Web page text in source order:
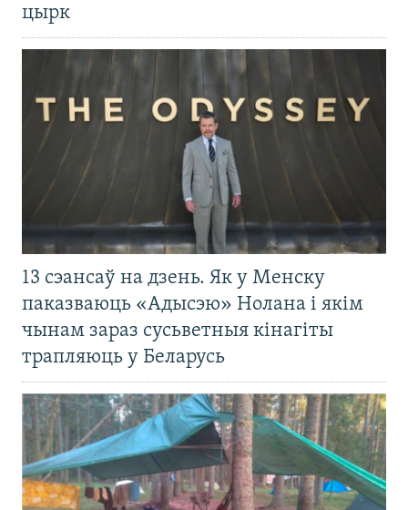
цырк
13 сэансаў на дзень. Як у Менску
паказваюць «Адысэю» Нолана і якім
чынам зараз сусьветныя кінагіты
трапляюць у Беларусь